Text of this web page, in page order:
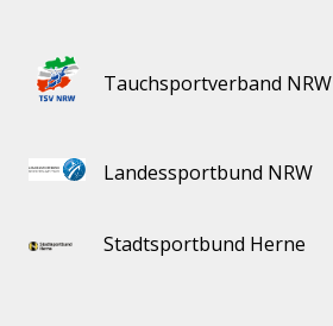
Tauchsportverband NRW
Landessportbund NRW
Stadtsportbund Herne